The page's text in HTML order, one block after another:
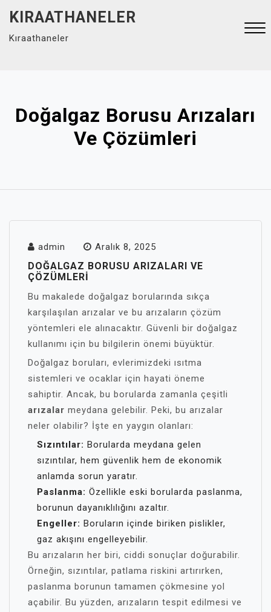
content
KIRAATHANELER
Kıraathaneler
Doğalgaz Borusu Arızaları
Ve Çözümleri
admin Aralık 8, 2025
DOĞALGAZ BORUSU ARIZALARI VE
ÇÖZÜMLERI
Bu makalede doğalgaz borularında sıkça
karşılaşılan arızalar ve bu arızaların çözüm
yöntemleri ele alınacaktır. Güvenli bir doğalgaz
kullanımı için bu bilgilerin önemi büyüktür.
Doğalgaz boruları, evlerimizdeki ısıtma
sistemleri ve ocaklar için hayati öneme
sahiptir. Ancak, bu borularda zamanla çeşitli
arızalar meydana gelebilir. Peki, bu arızalar
neler olabilir? İşte en yaygın olanları:
Sızıntılar: Borularda meydana gelen
sızıntılar, hem güvenlik hem de ekonomik
anlamda sorun yaratır.
Paslanma: Özellikle eski borularda paslanma,
borunun dayanıklılığını azaltır.
Engeller: Boruların içinde biriken pislikler,
gaz akışını engelleyebilir.
Bu arızaların her biri, ciddi sonuçlar doğurabilir.
Örneğin, sızıntılar, patlama riskini artırırken,
paslanma borunun tamamen çökmesine yol
açabilir. Bu yüzden, arızaların tespit edilmesi ve